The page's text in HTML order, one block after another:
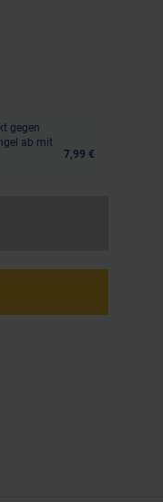
gegen
ab mit
7,99 €